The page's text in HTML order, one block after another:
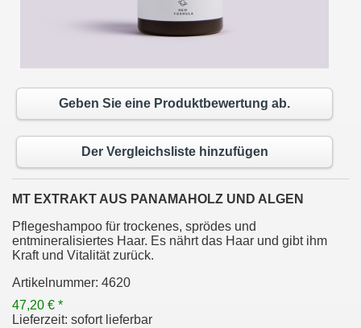
Geben Sie eine Produktbewertung ab.
Der Vergleichsliste hinzufügen
MT EXTRAKT AUS PANAMAHOLZ UND ALGEN
Pflegeshampoo für trockenes, sprödes und
entmineralisiertes Haar. Es nährt das Haar und gibt ihm
Kraft und Vitalität zurück.
Artikelnummer: 4620
47,20 € *
Lieferzeit: sofort lieferbar